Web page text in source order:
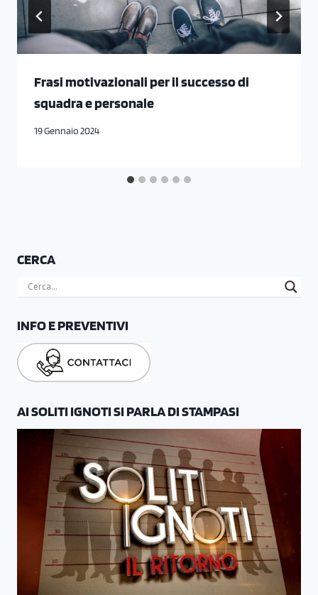
Frasi motivazionali per il successo di
squadra e personale
19 Gennaio 2024
CERCA
INFO E PREVENTIVI
AI SOLITI IGNOTI SI PARLA DI STAMPASI